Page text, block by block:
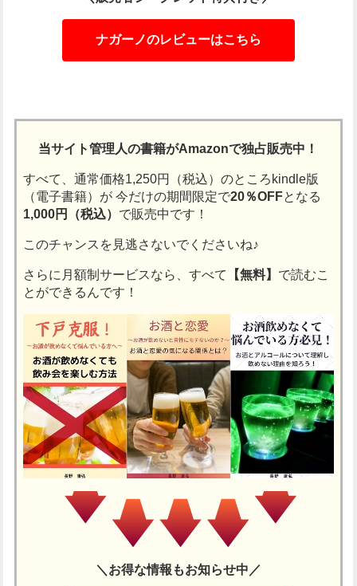
ナガーノのレビューはこちら
当サイト管理人の書籍がAmazonで独占販売中！
すべて、通常価格1,250円（税込）のところkindle版
（電子書籍）が今だけの期間限定で20％OFFとなる
1,000円（税込） で販売中です！
このチャンスを見逃さないでくださいね♪
さらに月額制サービスなら、すべて 【無料】 で読むこ
とができるんです！
＼お得な情報もお知らせ中／